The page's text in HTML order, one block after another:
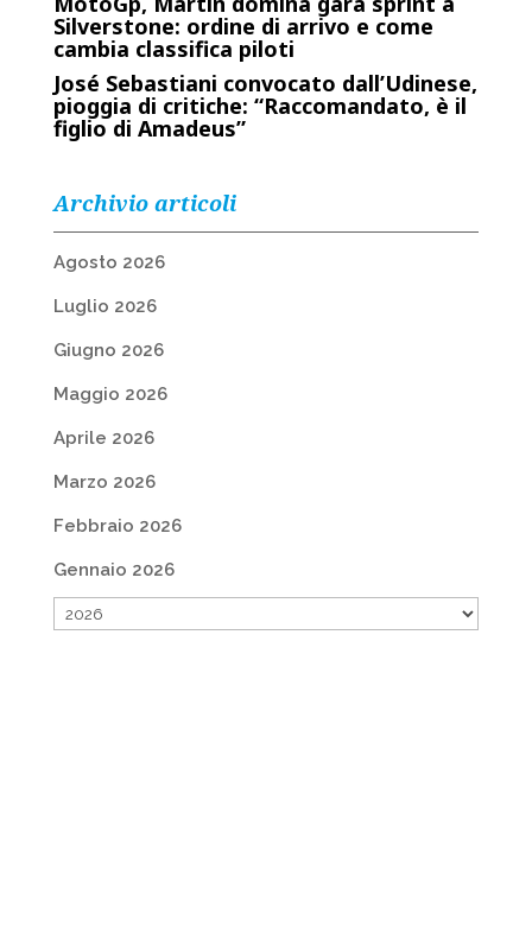
Silverstone: ordine di arrivo e come
cambia classifica piloti
José Sebastiani convocato dall’Udinese,
pioggia di critiche: “Raccomandato, è il
figlio di Amadeus”
Archivio articoli
Agosto 2026
Luglio 2026
Giugno 2026
Maggio 2026
Aprile 2026
Marzo 2026
Febbraio 2026
Gennaio 2026